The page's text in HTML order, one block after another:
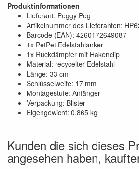
Produktinformationen
Lieferant: Peggy Peg
Artikelnummer des Lieferanten:
Barcode (EAN): 4260172649087
1x PetPet Edelstahlanker
1x Ruckdämpfer mit Hakenclip
Material: recycelter Edelstahl
Länge: 33 cm
Schlüsselweite: 17 mm
Montagestufe: Anfänger
Verpackung: Blister
Eigengewicht: 0,865 kg
Kunden die sich dieses
angesehen haben,